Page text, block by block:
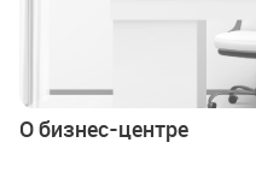
О бизнес-центре